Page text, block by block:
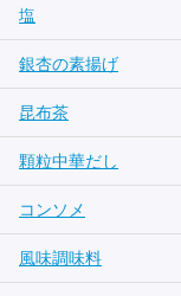
塩
銀杏の素揚げ
昆布茶
顆粒中華だし
コンソメ
風味調味料